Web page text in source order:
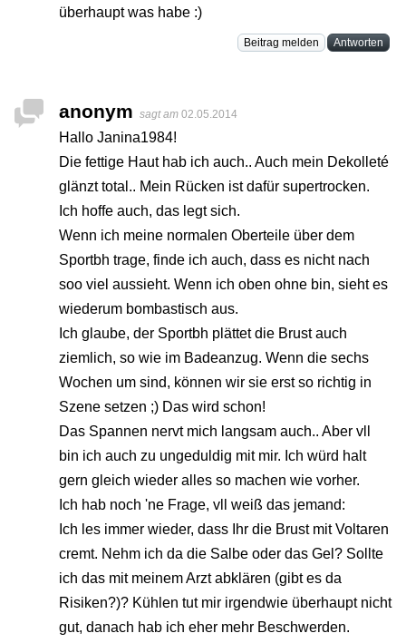
überhaupt was habe :)
Beitrag melden Antworten
anonym sagt am 02.05.2014
Hallo Janina1984!
Die fettige Haut hab ich auch.. Auch mein Dekolleté
glänzt total.. Mein Rücken ist dafür supertrocken.
Ich hoffe auch, das legt sich.
Wenn ich meine normalen Oberteile über dem
Sportbh trage, finde ich auch, dass es nicht nach
soo viel aussieht. Wenn ich oben ohne bin, sieht es
wiederum bombastisch aus.
Ich glaube, der Sportbh plättet die Brust auch
ziemlich, so wie im Badeanzug. Wenn die sechs
Wochen um sind, können wir sie erst so richtig in
Szene setzen ;) Das wird schon!
Das Spannen nervt mich langsam auch.. Aber vll
bin ich auch zu ungeduldig mit mir. Ich würd halt
gern gleich wieder alles so machen wie vorher.
Ich hab noch 'ne Frage, vll weiß das jemand:
Ich les immer wieder, dass Ihr die Brust mit Voltaren
cremt. Nehm ich da die Salbe oder das Gel? Sollte
ich das mit meinem Arzt abklären (gibt es da
Risiken?)? Kühlen tut mir irgendwie überhaupt nicht
gut, danach hab ich eher mehr Beschwerden.